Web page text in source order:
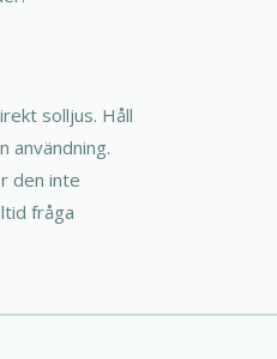
solljus. Håll
användning.
den inte
fråga